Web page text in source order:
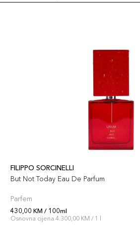
FILIPPO SORCINELLI
But Not Today Eau De Parfum
Parfem
430,00 KM / 100ml
Osnovna cijena 4.300,00 KM / 1 l